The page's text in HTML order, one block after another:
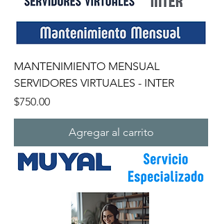
MANTENIMIENTO MENSUAL
SERVIDORES VIRTUALES - INTER
Precio
$750.00
Agregar al carrito